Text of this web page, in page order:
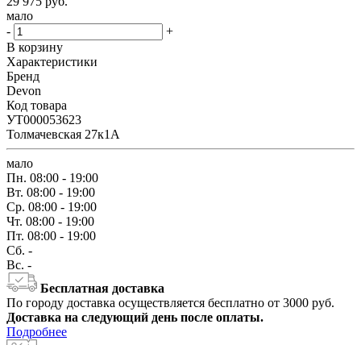
мало
-
+
В корзину
Характеристики
Бренд
Devon
Код товара
УТ000053623
Толмачевская 27к1А
мало
Пн. 08:00 - 19:00
Вт. 08:00 - 19:00
Ср. 08:00 - 19:00
Чт. 08:00 - 19:00
Пт. 08:00 - 19:00
Сб. -
Вс. -
Бесплатная доставка
По городу доставка осуществляется бесплатно от 3000 руб.
Доставка на следующий день после оплаты.
Подробнее